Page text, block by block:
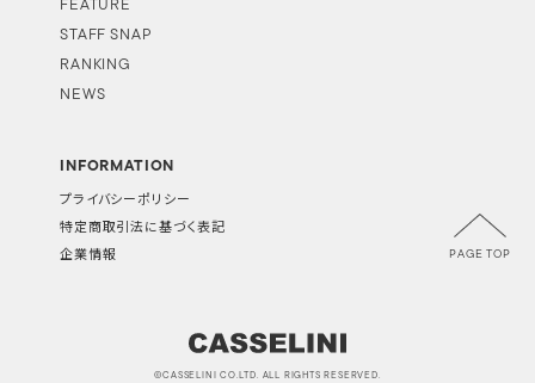
FEATURE
STAFF SNAP
RANKING
NEWS
INFORMATION
プライバシーポリシー
特定商取引法に基づく表記
企業情報
©CASSELINI CO.LTD. ALL RIGHTS RESERVED.
PAGE TOP